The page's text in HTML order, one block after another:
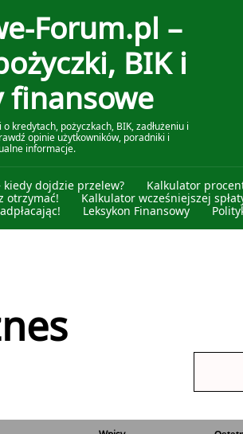
Forum.pl –
BIK i
finansowe
kredytach, pożyczkach, BIK, zadłużeniu i
opinie użytkowników, poradniki i
informacje.
dojdzie przelew?
Kalkulator
otrzymać!
Kalkulator wcześniejszej
Leksykon Finansowy